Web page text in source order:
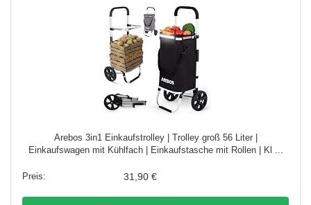
Arebos 3in1 Einkaufstrolley | Trolley groß 56 Liter |
Einkaufswagen mit Kühlfach | Einkaufstasche mit Rollen | Kl ...
31,90 €